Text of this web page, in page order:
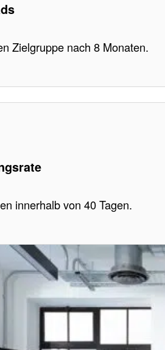
Zielgruppe nach 8 Monaten.
innerhalb von 40 Tagen.